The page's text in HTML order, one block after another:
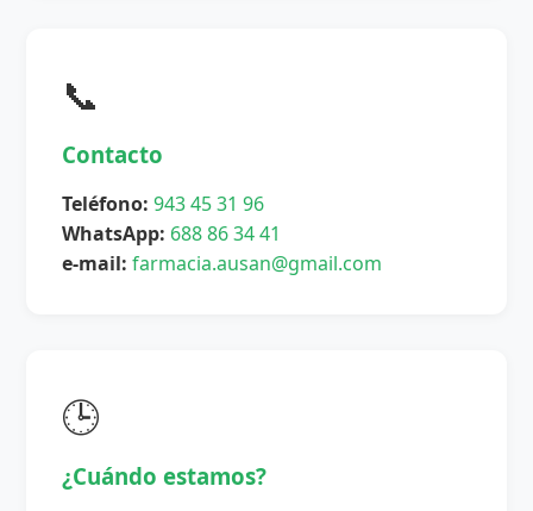
📞
Contacto
Teléfono: 943 45 31 96
WhatsApp: 688 86 34 41
e-mail: farmacia.ausan@gmail.com
🕒
¿Cuándo estamos?